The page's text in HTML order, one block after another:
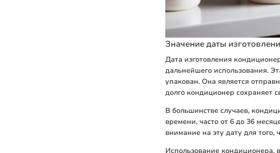
Значение даты
Дата изготовления
дальнейшего использования.
упакован. Она является
долго кондиционер сохраняет
В большинстве случаев,
времени, часто от 6 до 36
внимание на эту дату для
Использование